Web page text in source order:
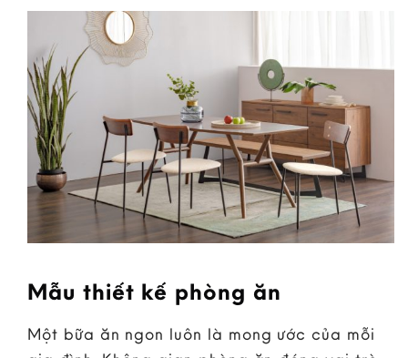
Mẫu thiết kế phòng ăn
Một bữa ăn ngon luôn là mong ước của mỗi